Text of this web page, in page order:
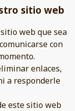
sitio web
web que sea
con
enlaces,
a responderle
este sitio web